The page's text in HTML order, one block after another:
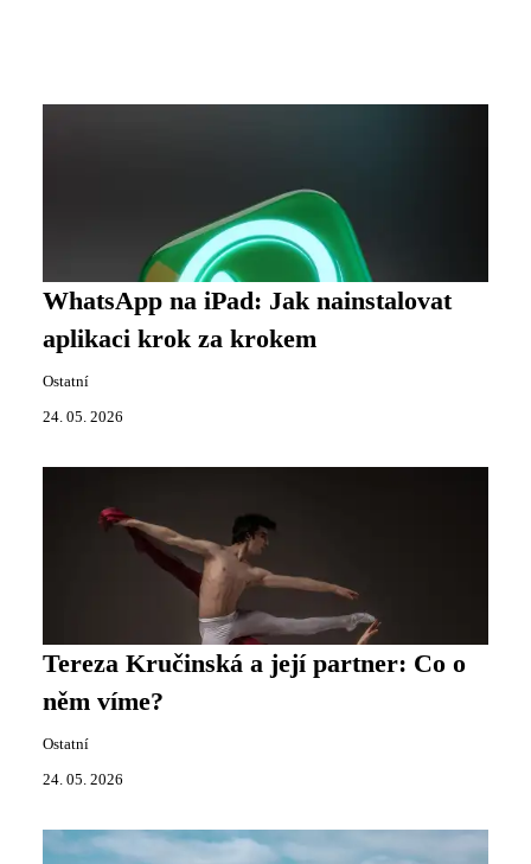
WhatsApp na iPad: Jak nainstalovat
aplikaci krok za krokem
Ostatní
24. 05. 2026
Tereza Kručinská a její partner: Co o
něm víme?
Ostatní
24. 05. 2026